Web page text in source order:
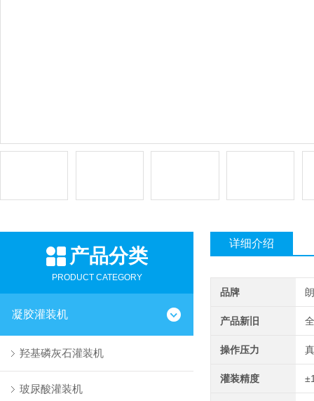
产品分类
PRODUCT CATEGORY
凝胶灌装机
羟基磷灰石灌装机
玻尿酸灌装机
详细介绍
品牌
产品新旧
操作压力
灌装精度